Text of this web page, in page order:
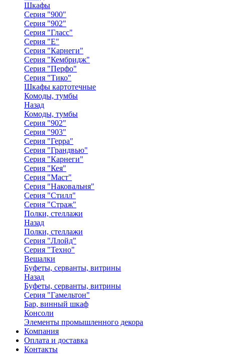
Шкафы
Серия "900"
Серия "902"
Серия "Гласс"
Серия "Е"
Серия "Карнеги"
Серия "Кембридж"
Серия "Перфо"
Серия "Тико"
Шкафы картотечные
Комоды, тумбы
Назад
Комоды, тумбы
Серия "902"
Серия "903"
Серия "Герра"
Серия "Грандвью"
Серия "Карнеги"
Серия "Кея"
Серия "Маст"
Серия "Наковальня"
Серия "Стилл"
Серия "Страж"
Полки, стеллажи
Назад
Полки, стеллажи
Серия "Ллойд"
Серия "Техно"
Вешалки
Буфеты, серванты, витрины
Назад
Буфеты, серванты, витрины
Серия "Гамельтон"
Бар, винный шкаф
Консоли
Элементы промышленного декора
Компания
Оплата и доставка
Контакты